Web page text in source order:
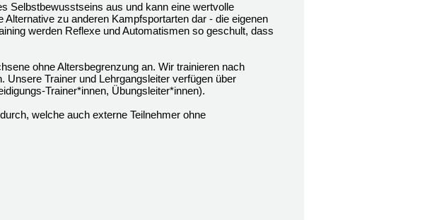
Selbstbewusstseins aus und kann eine wertvolle
zu anderen Kampfsportarten dar - die eigenen
werden Reflexe und Automatismen so geschult, dass
ohne Altersbegrenzung an. Wir trainieren nach
Unsere Trainer und Lehrgangsleiter verfügen über
Trainer*innen, Übungsleiter*innen).
welche auch externe Teilnehmer ohne